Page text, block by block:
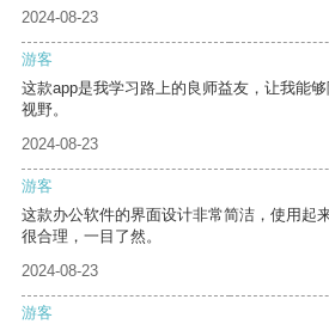
2024-08-23
游客
这款app是我学习路上的良师益友，让我能
视野。
2024-08-23
游客
这款办公软件的界面设计非常简洁，使用起
很合理，一目了然。
2024-08-23
游客